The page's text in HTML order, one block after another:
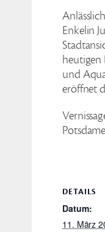
Enkelin
heutigen
und
eröffnet
DETAILS
Datum:
11. März